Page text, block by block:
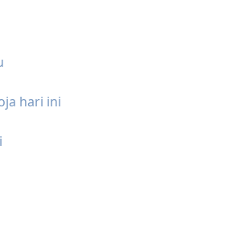
hari ini